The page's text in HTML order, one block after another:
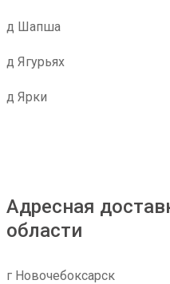
д Шапша
д Ягурьях
д Ярки
Адресная
области
г Новочебоксарск